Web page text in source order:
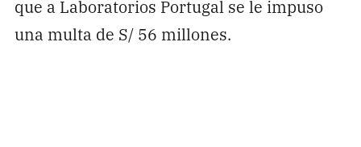
que a Laboratorios Portugal se le impuso
una multa de S/ 56 millones.